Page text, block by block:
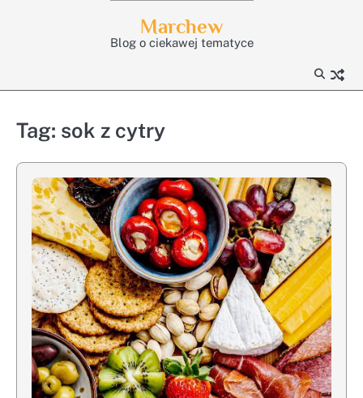
Marchew
Blog o ciekawej tematyce
Tag: sok z cytry